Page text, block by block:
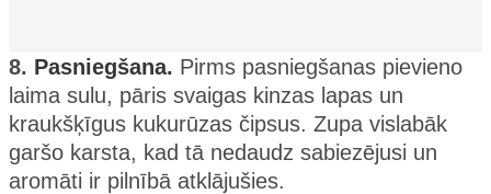
8. Pasniegšana. Pirms pasniegšanas pievieno
laima sulu, pāris svaigas kinzas lapas un
kraukšķīgus kukurūzas čipsus. Zupa vislabāk
garšo karsta, kad tā nedaudz sabiezējusi un
aromāti ir pilnībā atklājušies.